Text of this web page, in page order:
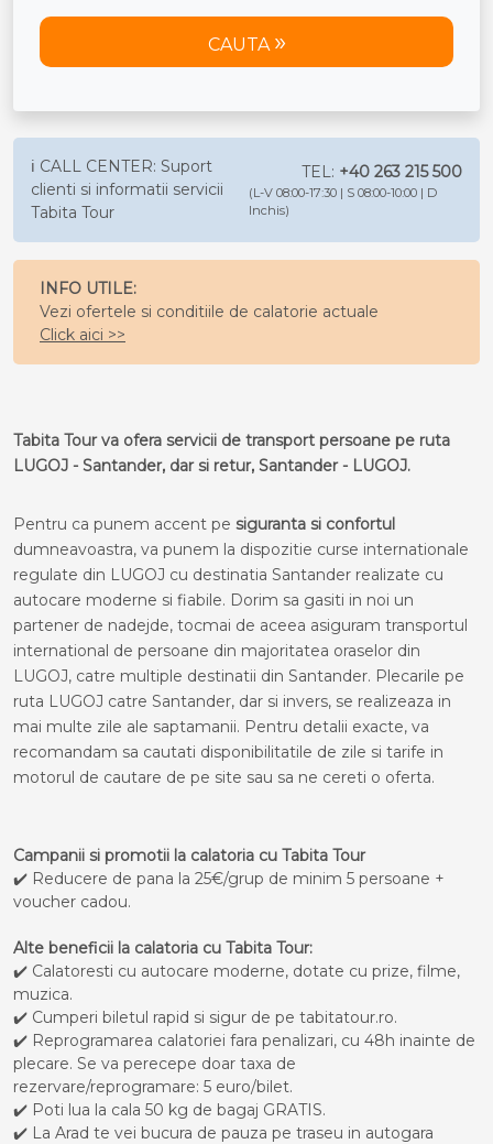
CAUTA
ℹ️ CALL CENTER: Suport
clienti si informatii servicii
Tabita Tour
TEL: +40 263 215 500
(L-V 08:00-17:30 | S 08:00-10:00 | D
Inchis)
INFO UTILE:
Vezi ofertele si conditiile de calatorie actuale
Click aici >>
Tabita Tour va ofera servicii de transport persoane pe ruta
LUGOJ - Santander, dar si retur, Santander - LUGOJ.
Pentru ca punem accent pe siguranta si confortul
dumneavoastra, va punem la dispozitie curse internationale
regulate din LUGOJ cu destinatia Santander realizate cu
autocare moderne si fiabile. Dorim sa gasiti in noi un
partener de nadejde, tocmai de aceea asiguram transportul
international de persoane din majoritatea oraselor din
LUGOJ, catre multiple destinatii din Santander. Plecarile pe
ruta LUGOJ catre Santander, dar si invers, se realizeaza in
mai multe zile ale saptamanii. Pentru detalii exacte, va
recomandam sa cautati disponibilitatile de zile si tarife in
motorul de cautare de pe site sau sa ne cereti o oferta.
Campanii si promotii la calatoria cu Tabita Tour
✔️ Reducere de pana la 25€/grup de minim 5 persoane +
voucher cadou.
Alte beneficii la calatoria cu Tabita Tour:
✔️ Calatoresti cu autocare moderne, dotate cu prize, filme,
muzica.
✔️ Cumperi biletul rapid si sigur de pe tabitatour.ro.
✔️ Reprogramarea calatoriei fara penalizari, cu 48h inainte de
plecare. Se va perecepe doar taxa de
rezervare/reprogramare: 5 euro/bilet.
✔️ Poti lua la cala 50 kg de bagaj GRATIS.
✔️ La Arad te vei bucura de pauza pe traseu in autogara